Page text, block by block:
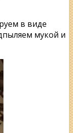
в виде
мукой и